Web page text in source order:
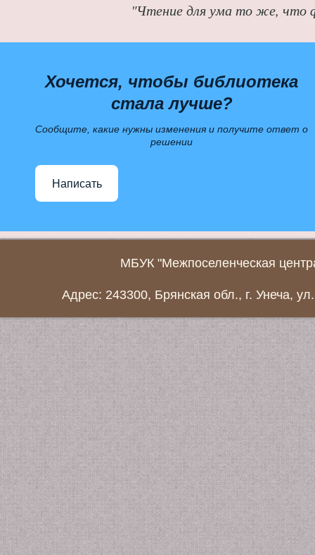
"Чтение для ума то же, что
Хочется, чтобы библиотека
стала лучше?
Сообщите, какие нужны изменения и получите ответ о
решении
Написать
МБУК "Межпоселенческая
Адрес: 243300, Брянская обл., г. Унеча,